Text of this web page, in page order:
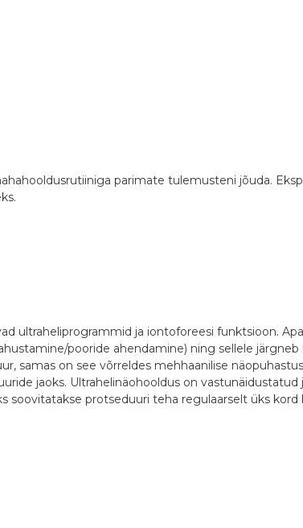
parimate tulemusteni jõuda.
ultraheliprogrammid ja iontoforeesi funktsioon.
pooride ahendamine) ning sellele järgneb
samas on see võrreldes mehhaanilise
jaoks. Ultrahelinäohooldus on
soovitatakse protseduuri teha regulaarselt üks kord